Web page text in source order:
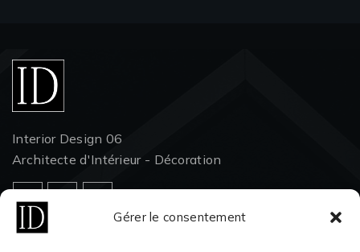
Gérer le consentement
Interior Design 06
Architecte d'Intérieur - Décoration